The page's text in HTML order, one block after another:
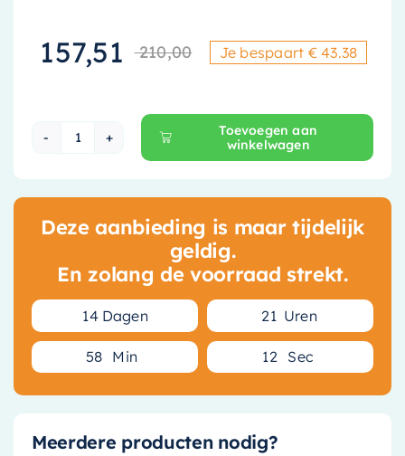
210,00
157,51 Huidige prijs
Je bespaart € 43.38
Hotbath Cobber @work Omstelkraan -
Toevoegen aan
winkelwagen
Deze aanbieding is maar tijdelijk
geldig.
En zolang de voorraad strekt.
14 Dagen 21 Uren
58 Min 12 Sec
Meerdere producten nodig?